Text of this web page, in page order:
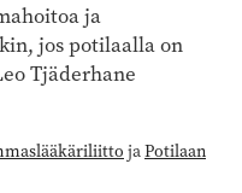
ja
jos potilaalla on
Tjäderhane
jaPotilaan